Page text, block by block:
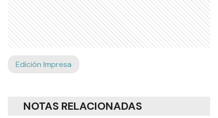
Edición Impresa
NOTAS RELACIONADAS